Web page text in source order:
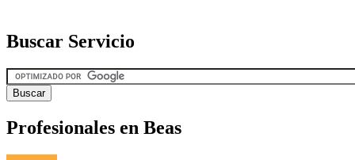
Buscar Servicio
Profesionales en Beas